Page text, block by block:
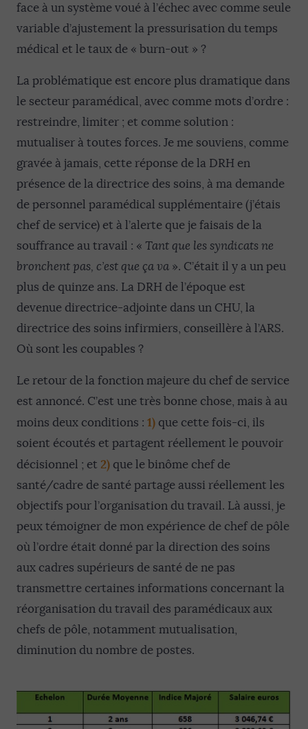
face à un système voué à l’échec avec comme seule
variable d’ajustement la pressurisation du temps
médical et le taux de « burn-out » ?
La problématique est encore plus dramatique dans
le secteur paramédical, avec comme mots d’ordre :
restreindre, limiter ; et comme solution :
mutualiser à toutes forces. Je me souviens, comme
gravée à jamais, cette réponse de la DRH en
présence de la directrice des soins, à ma demande
de personnel paramédical supplémentaire (j’étais
chef de service) et à l’alerte que je faisais de la
souffrance au travail : « Tant que les syndicats ne
bronchent pas, c’est que ça va ». C’était il y a un peu
plus de quinze ans. La DRH de l’époque est
devenue directrice-adjointe dans un CHU, la
directrice des soins infirmiers, conseillère à l’ARS.
Où sont les coupables ?
Le retour de la fonction majeure du chef de service
est annoncé. C’est une très bonne chose, mais à au
moins deux conditions : 1) que cette fois-ci, ils
soient écoutés et partagent réellement le pouvoir
décisionnel ; et 2) que le binôme chef de
santé/cadre de santé partage aussi réellement les
objectifs pour l’organisation du travail. Là aussi, je
peux témoigner de mon expérience de chef de pôle
où l’ordre était donné par la direction des soins
aux cadres supérieurs de santé de ne pas
transmettre certaines informations concernant la
réorganisation du travail des paramédicaux aux
chefs de pôle, notamment mutualisation,
diminution du nombre de postes.